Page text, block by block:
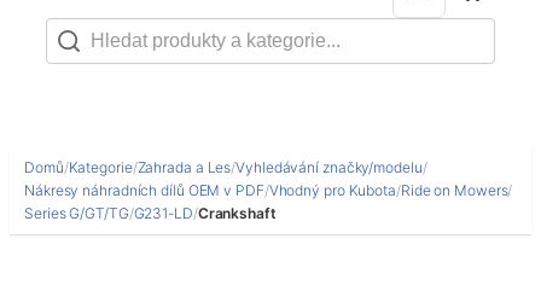
Domů/Kategorie/Zahrada a Les/Vyhledávání značky/modelu/
Nákresy náhradních dílů OEM v PDF/Vhodný pro Kubota/Ride on Mowers/
Series G/GT/TG/G231-LD/Crankshaft